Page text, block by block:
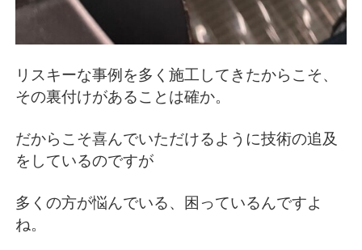
リスキーな事例を多く施工してきたからこそ、
その裏付けがあることは確か。
だからこそ喜んでいただけるように技術の追及
をしているのですが
多くの方が悩んでいる、困っているんですよ
ね。